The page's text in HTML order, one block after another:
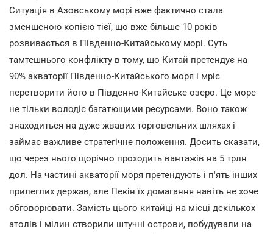
Ситуація в Азовському морі вже фактично стала
зменшеною копією тієї, що вже більше 10 років
розвивається в Південно-Китайському морі. Суть
тамтешнього конфлікту в тому, що Китай претендує на
90% акваторії Південно-Китайського моря і мріє
перетворити його в Південно-Китайське озеро. Це море
не тільки володіє багатющими ресурсами. Воно також
знаходиться на дуже жвавих торговельних шляхах і
займає важливе стратегічне положення. Досить сказати,
що через нього щорічно проходить вантажів на 5 трлн
дол. На частині акваторії моря претендують і п'ять інших
прилеглих держав, але Пекін їх домагання навіть не хоче
обговорювати. Замість цього китайці на місці декількох
атолів і мілин створили штучні острови, побудували на